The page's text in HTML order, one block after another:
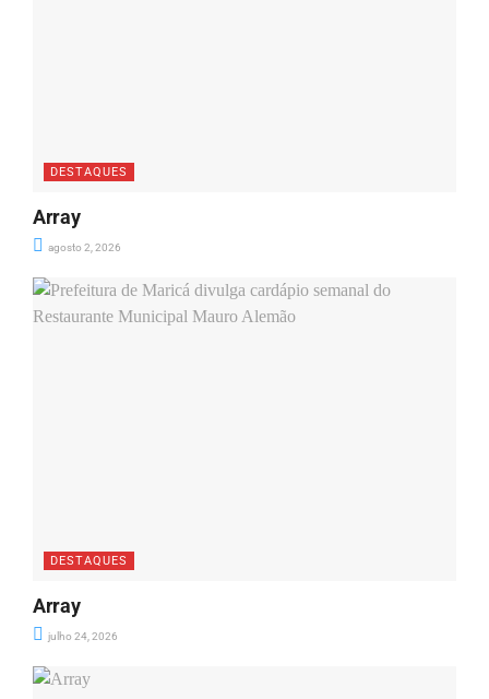
DESTAQUES
Array
agosto 2, 2026
DESTAQUES
Array
julho 24, 2026